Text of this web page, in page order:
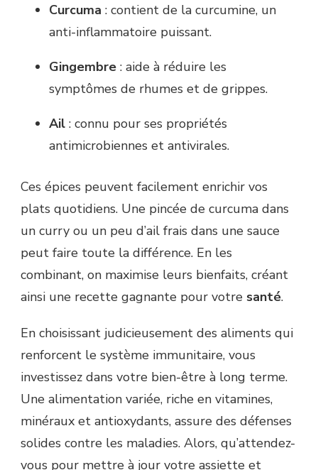
Curcuma : contient de la curcumine, un
anti-inflammatoire puissant.
Gingembre : aide à réduire les
symptômes de rhumes et de grippes.
Ail : connu pour ses propriétés
antimicrobiennes et antivirales.
Ces épices peuvent facilement enrichir vos
plats quotidiens. Une pincée de curcuma dans
un curry ou un peu d’ail frais dans une sauce
peut faire toute la différence. En les
combinant, on maximise leurs bienfaits, créant
ainsi une recette gagnante pour votre santé.
En choisissant judicieusement des aliments qui
renforcent le système immunitaire, vous
investissez dans votre bien-être à long terme.
Une alimentation variée, riche en vitamines,
minéraux et antioxydants, assure des défenses
solides contre les maladies. Alors, qu’attendez-
vous pour mettre à jour votre assiette et